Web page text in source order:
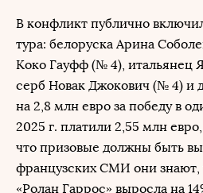
В конфликт публично
тура: белоруска Арина
Коко Гауфф (№ 4), итальянец
серб Новак Джокович (№ 4) и
на 2,8 млн евро за победу в
2025 г. платили 2,55 млн
что призовые должны быть
французских СМИ они знают,
«Ролан Гаррос» выросла на